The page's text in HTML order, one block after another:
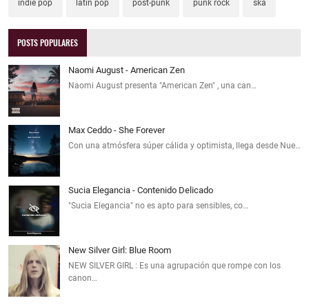
indie pop latin pop post-punk punk rock ska
POSTS POPULARES
Naomi August - American Zen
Naomi August presenta "American Zen" , una can…
Max Ceddo - She Forever
Con una atmósfera súper cálida y optimista, llega desde Nue…
Sucia Elegancia - Contenido Delicado
"Sucia Elegancia" no es apto para sensibles, co…
New Silver Girl: Blue Room
NEW SILVER GIRL : Es una agrupación que rompe con los
canon…